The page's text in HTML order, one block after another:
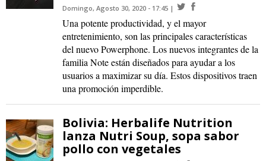
Domingo, Agosto 30, 2020 - 17:45
Una potente productividad, y el mayor
entretenimiento, son las principales características
del nuevo Powerphone. Los nuevos integrantes de la
familia Note están diseñados para ayudar a los
usuarios a maximizar su día. Estos dispositivos traen
una promoción imperdible.
Bolivia: Herbalife Nutrition
lanza Nutri Soup, sopa sabor
pollo con vegetales